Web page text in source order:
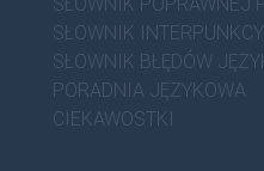
SŁOWNIK
SŁOWNIK BŁĘDÓW
PORADNIA JĘZYKOWA
CIEKAWOSTKI